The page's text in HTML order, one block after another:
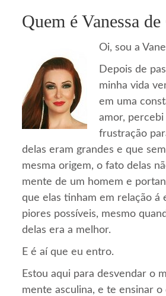
Quem é Vanessa
Oi, sou a
Depois de
minha vida
em uma
amor,
frustração
delas eram grandes e que
mesma origem, o fato delas
mente de um homem e
que elas tinham em relação á
piores possíveis, mesmo
delas era a melhor.
E é aí que eu entro.
Estou aqui para desvendar o
mente asculina, e te ensinar o